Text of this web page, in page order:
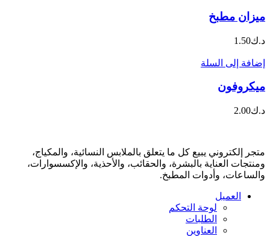
ميزان مطبخ
د.ك1.50
إضافة إلى السلة
ميكروفون
د.ك2.00
متجر إلكتروني يبيع كل ما يتعلق بالملابس النسائية، والمكياج،
ومنتجات العناية بالبشرة، والحقائب، والأحذية، والإكسسوارات،
والساعات، وأدوات المطبخ.
العميل
لوحة التحكم
الطلبات
العناوين